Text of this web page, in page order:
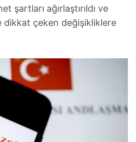
şartları ağırlaştırıldı ve
dikkat çeken değişikliklere